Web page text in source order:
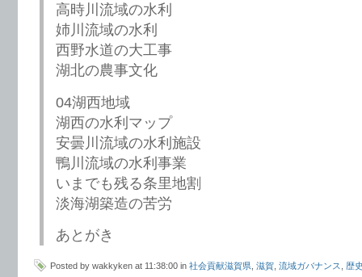
高時川流域の水利
姉川流域の水利
西野水道の大工事
湖北の農事文化
04湖西地域
湖西の水利マップ
安曇川流域の水利施設
鴨川流域の水利事業
いまでも残る条里地割
淡海湖築造の苦労
あとがき
Posted by wakkyken at 11:38:00 in 社会貢献滋賀県 滋賀 流域ガバナンス 歴